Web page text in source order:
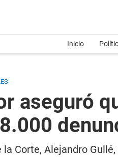
Inicio
aseguró
la Corte, Alejandro